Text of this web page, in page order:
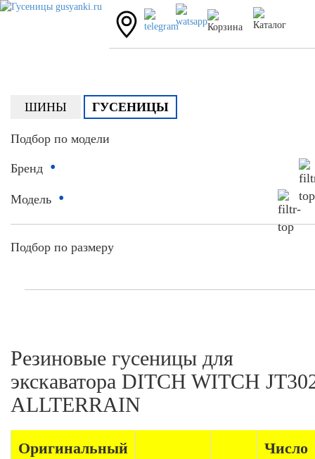
ШИНЫ ГУСЕНИЦЫ
Подбор по модели
Бренд •
Модель •
Подбор по размеру
Резиновые гусеницы для
экскаватора DITCH WITCH
ALLTERRAIN
Оригинальный
Число